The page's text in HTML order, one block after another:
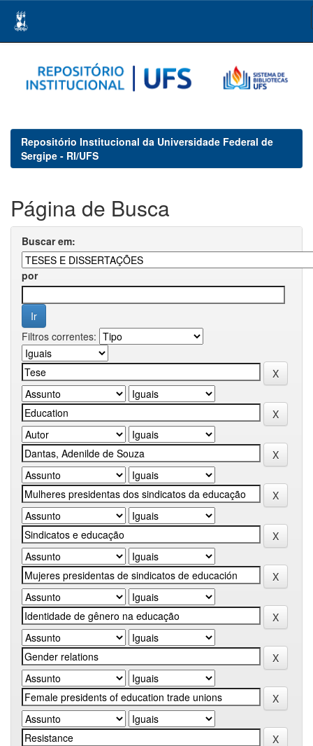
navigation
Repositório Institucional da Universidade Federal de
Sergipe - RI/UFS
Página de Busca
Buscar em:
por
Filtros correntes: